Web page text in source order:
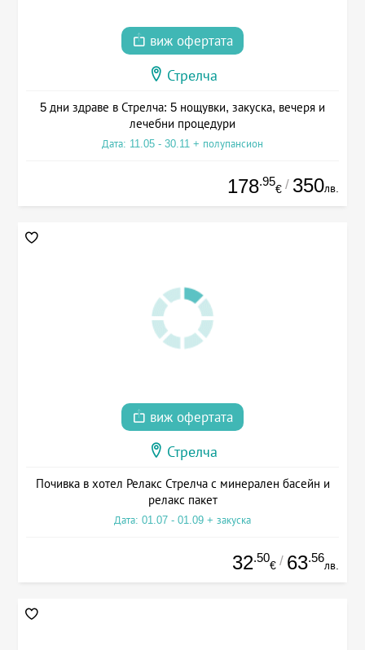
виж офертата
Стрелча
5 дни здраве в Стрелча: 5 нощувки, закуска, вечеря и
лечебни процедури
Дата: 11.05 - 30.11 + полупансион
178.95
€ / 350лв.
виж офертата
Стрелча
Почивка в хотел Релакс Стрелча с минерален басейн и
релакс пакет
Дата: 01.07 - 01.09 + закуска
32.50
€ / 63.56
лв.